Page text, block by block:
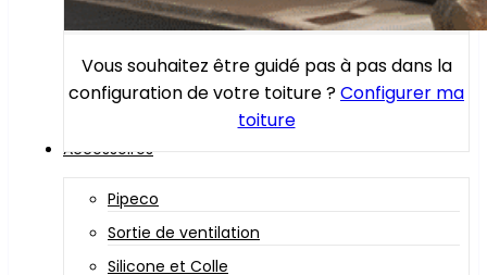
Vous souhaitez être guidé pas à pas dans la
configuration de votre toiture ?Configurer ma
toiture
Accessoires
Pipeco
Sortie de ventilation
Silicone et Colle